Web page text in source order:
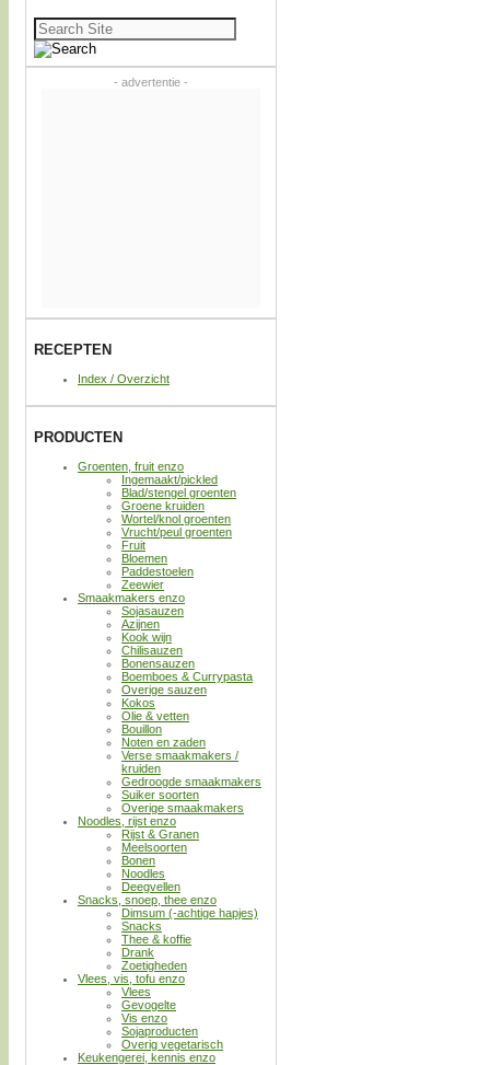
Zoeken
naar:
- advertentie -
RECEPTEN
Index / Overzicht
PRODUCTEN
Groenten, fruit enzo
Ingemaakt/pickled
Blad/stengel groenten
Groene kruiden
Wortel/knol groenten
Vrucht/peul groenten
Fruit
Bloemen
Paddestoelen
Zeewier
Smaakmakers enzo
Sojasauzen
Azijnen
Kook wijn
Chilisauzen
Bonensauzen
Boemboes & Currypasta
Overige sauzen
Kokos
Olie & vetten
Bouillon
Noten en zaden
Verse smaakmakers /
kruiden
Gedroogde smaakmakers
Suiker soorten
Overige smaakmakers
Noodles, rijst enzo
Rijst & Granen
Meelsoorten
Bonen
Noodles
Deegvellen
Snacks, snoep, thee enzo
Dimsum (-achtige hapjes)
Snacks
Thee & koffie
Drank
Zoetigheden
Vlees, vis, tofu enzo
Vlees
Gevogelte
Vis enzo
Sojaproducten
Overig vegetarisch
Keukengerei, kennis enzo